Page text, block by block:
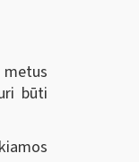
būti